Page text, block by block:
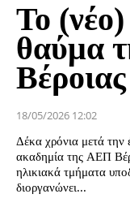
Το
θαύμα
Βέροιας
18/05/2026 12:02
Δέκα χρόνια μετά
ακαδημία της ΑΕΠ
ηλικιακά τμήματα
διοργανώνει...